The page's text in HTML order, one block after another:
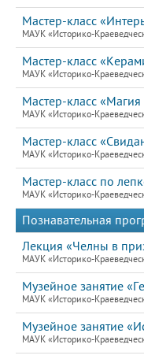
Мастер-класс
МАУК «Историко-
Мастер-класс
МАУК «Историко-
Мастер-класс «Магия
МАУК «Историко-
Мастер-класс
МАУК «Историко-
Мастер-класс по
МАУК «Историко-
Познавательная
Лекция «Челны в
МАУК «Историко-
Музейное занятие
МАУК «Историко-
Музейное занятие
МАУК «Историко-